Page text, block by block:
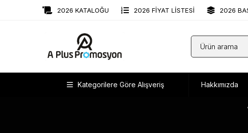
2026 KATALOĞU 2026 FİYAT LİSTESİ 2026
Kategorilere Göre Alışveriş Hakkımızda